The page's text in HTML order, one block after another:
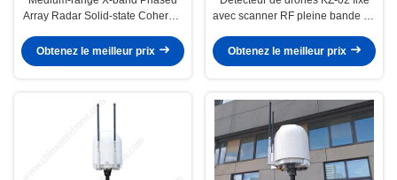
Array Radar Solid-state Coherent
Machine Learning For All-
weather Low Small Slow Target
Obtenez le meilleur prix
avec scanner RF pleine bande de
360° pour plateforme cloud SIG
Obtenez le meilleur prix